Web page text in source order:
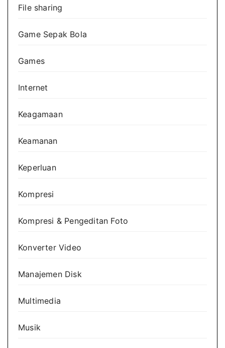
File sharing
Game Sepak Bola
Games
Internet
Keagamaan
Keamanan
Keperluan
Kompresi
Kompresi & Pengeditan Foto
Konverter Video
Manajemen Disk
Multimedia
Musik